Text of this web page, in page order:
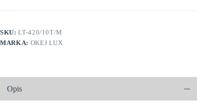
27
metrów
Światło
stałe
SKU:LT-420/10T/M
MARKA: OKEJ LUX
Opis